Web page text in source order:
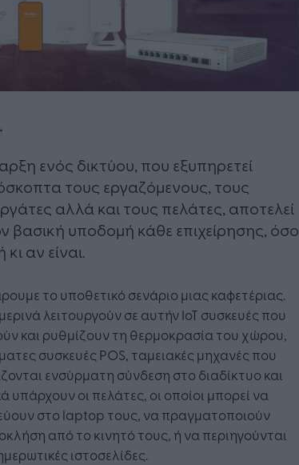
ενός δικτύου, που εξυπηρετεί
τους εργαζόμενους, τους
αλλά και τους πελάτες, αποτελεί
βασική υποδομή κάθε επιχείρησης, όσο
κι αν είναι.
το υποθετικό σενάριο μιας καφετέριας.
λειτουργούν σε αυτήν IoT συσκευές που
και ρυθμίζουν τη θερμοκρασία του χώρου,
συσκευές POS, ταμειακές μηχανές που
ενσύρματη σύνδεση στο διαδίκτυο και
υπάρχουν οι πελάτες, οι οποίοι μπορεί να
στο laptop τους, να πραγματοποιούν
από το κινητό τους, ή να περιηγούνται
ιστοσελίδες.